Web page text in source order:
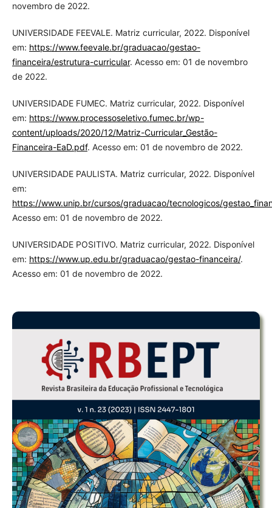
novembro de 2022.
UNIVERSIDADE FEEVALE. Matriz curricular, 2022. Disponível
em: https://www.feevale.br/graduacao/gestao-
financeira/estrutura-curricular. Acesso em: 01 de novembro
de 2022.
UNIVERSIDADE FUMEC. Matriz curricular, 2022. Disponível
em: https://www.processoseletivo.fumec.br/wp-
content/uploads/2020/12/Matriz-Curricular_Gestão-
Financeira-EaD.pdf. Acesso em: 01 de novembro de 2022.
UNIVERSIDADE PAULISTA. Matriz curricular, 2022. Disponível
em:
https://www.unip.br/cursos/graduacao/tecnologicos/
Acesso em: 01 de novembro de 2022.
UNIVERSIDADE POSITIVO. Matriz curricular, 2022. Disponível
em: https://www.up.edu.br/graduacao/gestao-financeira/.
Acesso em: 01 de novembro de 2022.